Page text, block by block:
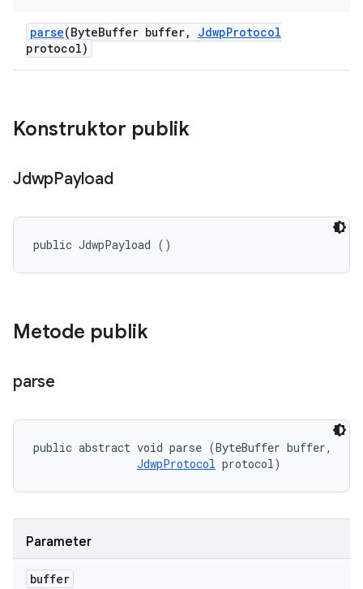
parse(ByteBuffer buffer, JdwpProtocol
protocol)
Konstruktor publik
JdwpPayload
public JdwpPayload ()
Metode publik
parse
public abstract void parse (ByteBuffer buffer,
JdwpProtocol protocol)
Parameter
buffer